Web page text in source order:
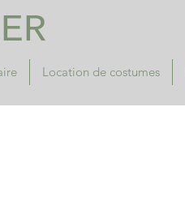
Location de costumes